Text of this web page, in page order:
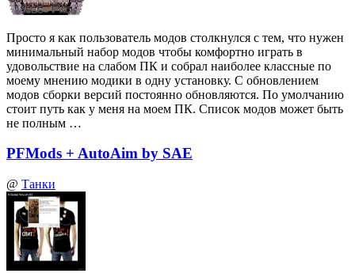
Просто я как пользователь модов столкнулся с тем, что нужен
минимальный набор модов чтобы комфортно играть в
удовольствие на слабом ПК и собрал наиболее классные по
моему мнению модики в одну установку. С обновлением
модов сборки версий постоянно обновляются. По умолчанию
стоит путь как у меня на моем ПК. Список модов может быть
не полным …
PFMods + AutoAim by SAE
@ Танки